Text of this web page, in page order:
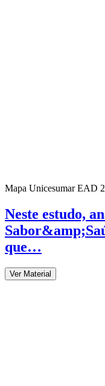
Mapa Unicesumar EAD
​Neste estudo,
que…
Ver Material